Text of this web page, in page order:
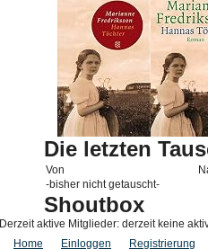
Die letzten
Von
-bisher nicht getauscht-
Shoutbox
Derzeit aktive Mitglieder: derzeit keine
Home
Einloggen Registrierung